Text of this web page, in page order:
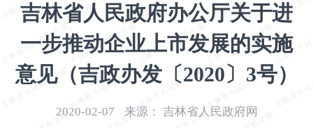
吉林省人民政府办公厅关于进
一步推动企业上市发展的实施
意见（吉政办发〔2020〕3号）
2020-02-07 来源： 吉林省人民政府网